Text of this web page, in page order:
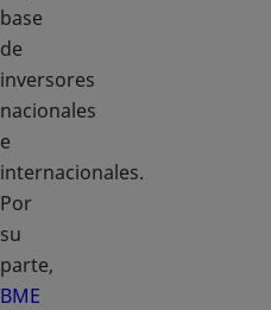
base
de
inversores
nacionales
e
internacionales.
Por
su
parte,
BME